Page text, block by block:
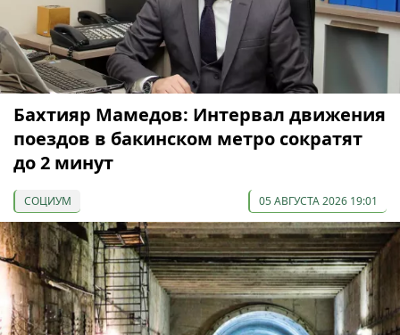
Бахтияр Мамедов: Интервал движения
поездов в бакинском метро сократят
до 2 минут
СОЦИУМ 05 АВГУСТА 2026 19:01